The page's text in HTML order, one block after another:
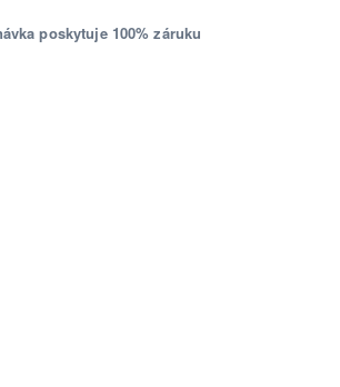
poskytuje 100% záruku